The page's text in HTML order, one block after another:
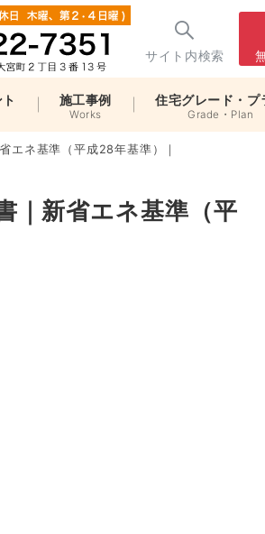
サイト内検索
施工事例
Works
住宅グレード・プ
Grade・Plan
エネ基準（平成28年基準）｜
｜新省エネ基準（平